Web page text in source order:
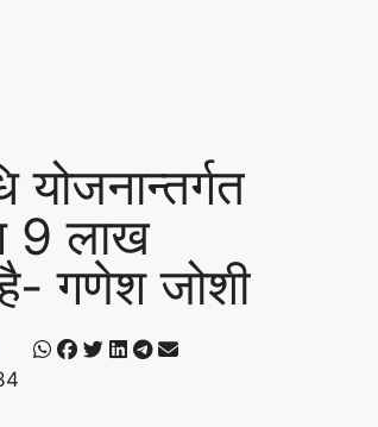
योजनान्तर्गत
9 लाख
गणेश जोशी